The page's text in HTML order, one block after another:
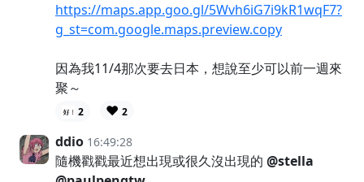
https://maps.app.goo.gl/5Wvh6iG7i9kR1wqF7?
g_st=com.google.maps.preview.copy
因為我11/4那次要去日本，想說至少可以前一週來
聚～
2 ❤️ 2
ddio 16:49:28
隨機戳戳最近想出現或很久沒出現的 @stella